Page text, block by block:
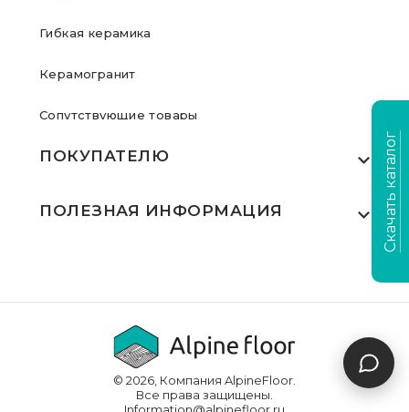
Гибкая керамика
Керамогранит
Сопутствующие товары
ПОКУПАТЕЛЮ
Где купить
Выполненные проекты
Доставка и оплата
ПОЛЕЗНАЯ ИНФОРМАЦИЯ
Видеообзоры
Для дилеров
Инструкции по укладке
© 2026, Компания AlpineFloor.
Все права защищены.
Скачать каталог